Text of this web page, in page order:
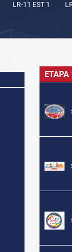
LR-11 EST 1
ETAPA